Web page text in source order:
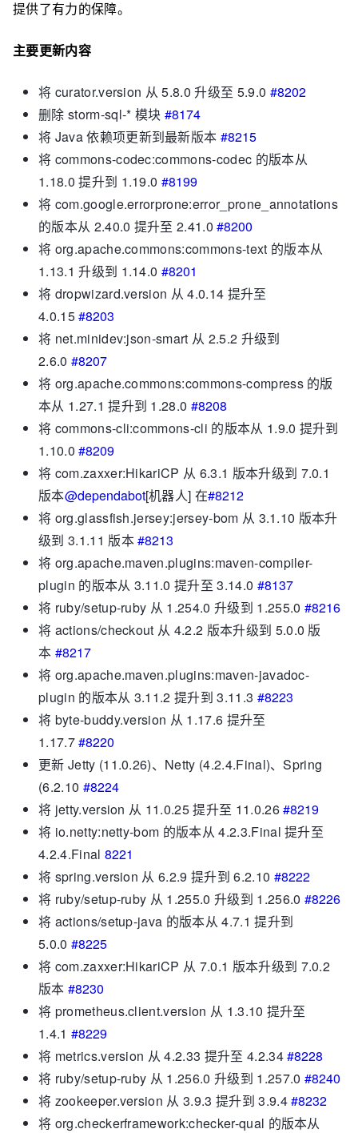
提供了有力的保障。
主要更新内容
将 curator.version 从 5.8.0 升级至 5.9.0 #8202
删除 storm-sql-* 模块 #8174
将 Java 依赖项更新到最新版本 #8215
将 commons-codec:commons-codec 的版本从
1.18.0 提升到 1.19.0 #8199
将 com.google.errorprone:error_prone_annotations
的版本从 2.40.0 提升至 2.41.0#8200
将 org.apache.commons:commons-text 的版本从
1.13.1 升级到 1.14.0 #8201
将 dropwizard.version 从 4.0.14 提升至
4.0.15#8203
将 net.minidev:json-smart 从 2.5.2 升级到
2.6.0 #8207
将 org.apache.commons:commons-compress 的版
本从 1.27.1 提升到 1.28.0 #8208
将 commons-cli:commons-cli 的版本从 1.9.0 提升到
1.10.0#8209
将 com.zaxxer:HikariCP 从 6.3.1 版本升级到 7.0.1
版本@dependabot[机器人] 在#8212
将 org.glassfish.jersey:jersey-bom 从 3.1.10 版本升
级到 3.1.11 版本#8213
将 org.apache.maven.plugins:maven-compiler-
plugin 的版本从 3.11.0 提升至 3.14.0 #8137
将 ruby​​/setup-ruby 从 1.254.0 升级到 1.255.0 #8216
将 actions/checkout 从 4.2.2 版本升级到 5.0.0 版
本 #8217
将 org.apache.maven.plugins:maven-javadoc-
plugin 的版本从 3.11.2 提升到 3.11.3 #8223
将 byte-buddy.version 从 1.17.6 提升至
1.17.7#8220
更新 Jetty (11.0.26)、Netty (4.2.4.Final)、Spring
(6.2.10 #8224
将 jetty.version 从 11.0.25 提升至 11.0.26#8219
将 io.netty:netty-bom 的版本从 4.2.3.Final 提升至
4.2.4.Final 8221
将 spring.version 从 6.2.9 提升到 6.2.10 #8222
将 ruby​​/setup-ruby 从 1.255.0 升级到 1.256.0 #8226
将 actions/setup-java 的版本从 4.7.1 提升到
5.0.0 #8225
将 com.zaxxer:HikariCP 从 7.0.1 版本升级到 7.0.2
版本 #8230
将 prometheus.client.version 从 1.3.10 提升至
1.4.1 #8229
将 metrics.version 从 4.2.33 提升至 4.2.34#8228
将 ruby​​/setup-ruby 从 1.256.0 升级到 1.257.0 #8240
将 zookeeper.version 从 3.9.3 提升到 3.9.4#8232
将 org.checkerframework:checker-qual 的版本从